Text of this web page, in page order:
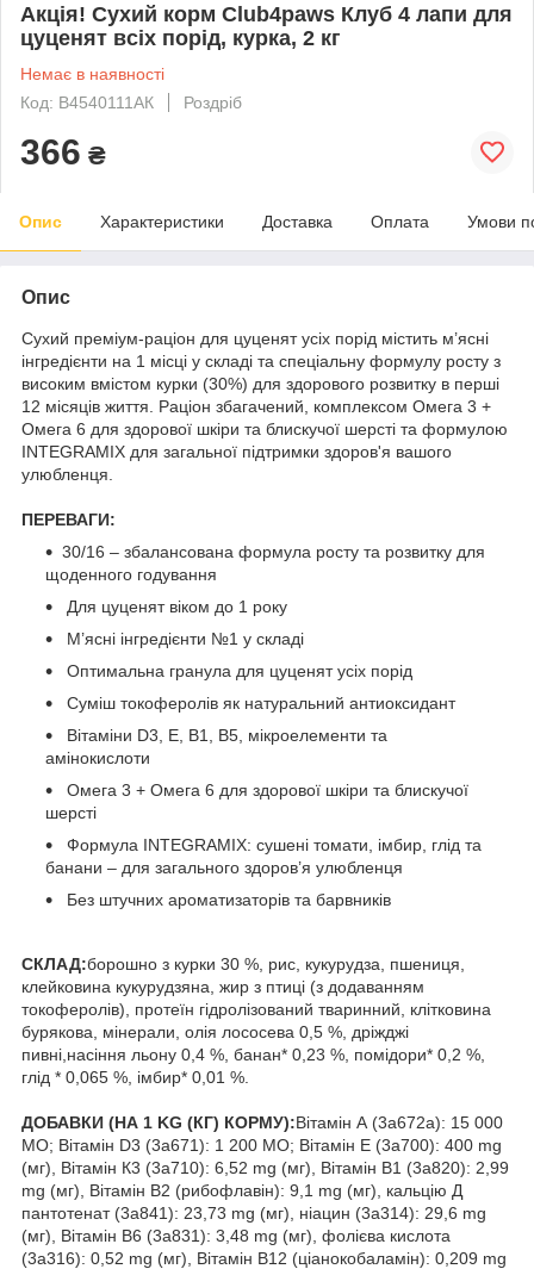
Акція! Сухий корм Club4paws Клуб 4 лапи для
цуценят всіх порід, курка, 2 кг
Немає в наявності
Код: B4540111АК
Роздріб
366 ₴
Опис Характеристики Доставка Оплата Умови
Опис
Сухий преміум-раціон для цуценят усіх порід містить м’ясні
інгредієнти на 1 місці у складі та спеціальну формулу росту з
високим вмістом курки (30%) для здорового розвитку в перші
12 місяців життя. Раціон збагачений, комплексом Омега 3 +
Омега 6 для здорової шкіри та блискучої шерсті та формулою
ІNTEGRAMIX для загальної підтримки здоров'я вашого
улюбленця.
ПЕРЕВАГИ:
30/16 – збалансована формула росту та розвитку для
щоденного годування
Для цуценят віком до 1 року
М’ясні інгредієнти №1 у складі
Оптимальна гранула для цуценят усіх порід
Суміш токоферолів як натуральний антиоксидант
Вітаміни D3, E, B1, B5, мікроелементи та
амінокислоти
Омега 3 + Омега 6 для здорової шкіри та блискучої
шерсті
Формула ІNTEGRAMIX: сушені томати, імбир, глід та
банани – для загального здоров’я улюбленця
Без штучних ароматизаторів та барвників
СКЛАД:борошно з курки 30 %, рис, кукурудза, пшениця,
клейковина кукурудзяна, жир з птиці (з додаванням
токоферолів), протеїн гідролізований тваринний, клітковина
бурякова, мінерали, олія лососева 0,5 %, дріжджі
пивні,насіння льону 0,4 %, банан* 0,23 %, помідори* 0,2 %,
глід * 0,065 %, імбир* 0,01 %.
ДОБАВКИ (НА 1 KG (КГ) КОРМУ):Вітамін А (3а672а): 15 000
МО; Вітамін D3 (3а671): 1 200 МО; Вітамін Е (3а700): 400 mg
(мг), Вітамін К3 (3а710): 6,52 mg (мг), Вітамін В1 (3а820): 2,99
mg (мг), Вітамін В2 (рибофлавін): 9,1 mg (мг), кальцію Д
пантотенат (3а841): 23,73 mg (мг), ніацин (3а314): 29,6 mg
(мг), Вітамін В6 (3а831): 3,48 mg (мг), фолієва кислота
(3а316): 0,52 mg (мг), Вітамін В12 (ціанокобаламін): 0,209 mg